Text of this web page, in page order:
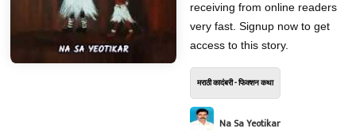
receiving from online readers
very fast. Signup now to get
access to this story.
मराठी कादंबरी - फिक्शन कथा
Na Sa Yeotikar